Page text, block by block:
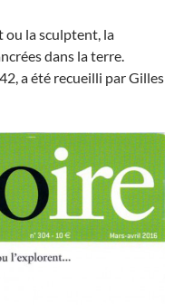
ou la sculptent, la
dans la terre.
a été recueilli par Gilles